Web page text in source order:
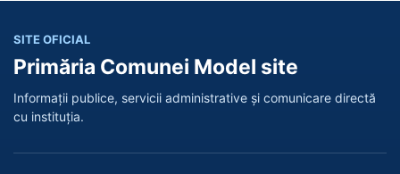
SITE OFICIAL
Primăria Comunei Model site
Informații publice, servicii administrative și comunicare directă
cu instituția.